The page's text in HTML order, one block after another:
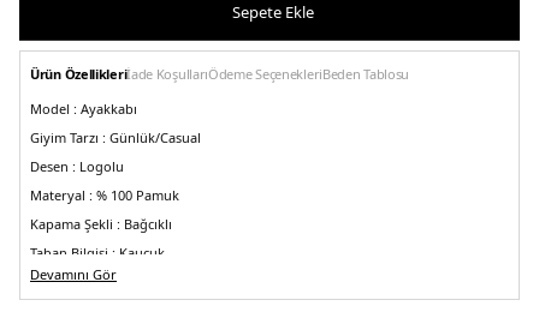
Sepete Ekle
Ürün Özellikleriİade KoşullarıÖdeme SeçenekleriBeden Tablosu
Model : Ayakkabı
Giyim Tarzı : Günlük/Casual
Desen : Logolu
Materyal : % 100 Pamuk
Kapama Şekli : Bağcıklı
Taban Bilgisi : Kauçuk
Menşei :Çin
Devamını Gör